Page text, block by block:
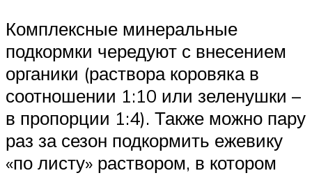
Комплексные минеральные
подкормки чередуют с внесением
органики (раствора коровяка в
соотношении 1:10 или зеленушки –
в пропорции 1:4). Также можно пару
раз за сезон подкормить ежевику
«по листу» раствором, в котором